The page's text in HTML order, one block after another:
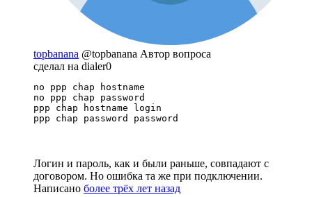
topbanana @topbanana Автор вопроса
сделал на dialer0
no ppp chap hostname
no ppp chap password
ppp chap hostname login
ppp chap password password
Логин и пароль, как и были раньше, совпадают с
договором. Но ошибка та же при подключении.
Написано более трёх лет назад